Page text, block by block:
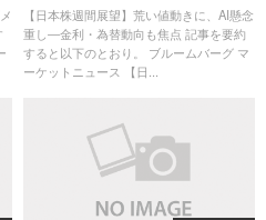
向も焦点
【日本株週間展望】荒い値動きに、AI懸念
重し―金利・為替動向も焦点 記事を要約
すると以下のとおり。 ブルームバーグ マ
ーケットニュース 【日...